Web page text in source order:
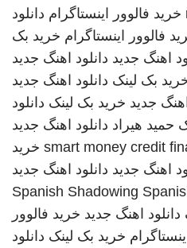
خرید فالوور اینستاگرام دانلود
فالوور اینستاگرام خرید بک
اهنگ جدید دانلود اهنگ جدید
بک لینک دانلود اهنگ جدید
جدید خرید بک لینک دانلود
حمید هیراد دانلود اهنگ جدید
smart money credit خرید
اهنگ جدید دانلود اهنگ جدید
Spanish Shadowing
دانلود اهنگ جدید خرید فالوور
خرید بک لینک دانلود